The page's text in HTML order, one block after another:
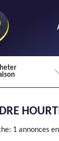
1 annonces